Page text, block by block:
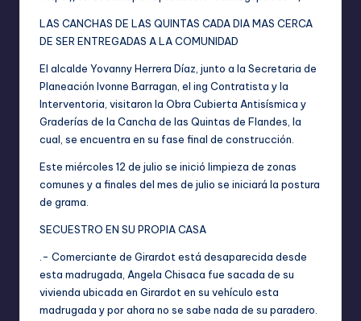
LAS CANCHAS DE LAS QUINTAS CADA DIA MAS CERCA
DE SER ENTREGADAS A LA COMUNIDAD
El alcalde Yovanny Herrera Díaz, junto a la Secretaria de
Planeación Ivonne Barragan, el ing Contratista y la
Interventoria, visitaron la Obra Cubierta Antisísmica y
Graderías de la Cancha de las Quintas de Flandes, la
cual, se encuentra en su fase final de construcción.
Este miércoles 12 de julio se inició limpieza de zonas
comunes y a finales del mes de julio se iniciará la postura
de grama.
SECUESTRO EN SU PROPIA CASA
.- Comerciante de Girardot está desaparecida desde
esta madrugada, Angela Chisaca fue sacada de su
vivienda ubicada en Girardot en su vehículo esta
madrugada y por ahora no se sabe nada de su paradero.